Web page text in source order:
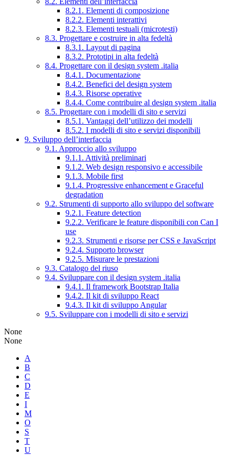
8.2.1. Elementi di composizione
8.2.2. Elementi interattivi
8.2.3. Elementi testuali (microtesti)
8.3. Progettare e costruire in alta fedeltà
8.3.1. Layout di pagina
8.3.2. Prototipi in alta fedeltà
8.4. Progettare con il design system .italia
8.4.1. Documentazione
8.4.2. Benefici del design system
8.4.3. Risorse operative
8.4.4. Come contribuire al design system .italia
8.5. Progettare con i modelli di sito e servizi
8.5.1. Vantaggi dell’utilizzo dei modelli
8.5.2. I modelli di sito e servizi disponibili
9. Sviluppo dell’interfaccia
9.1. Approccio allo sviluppo
9.1.1. Attività preliminari
9.1.2. Web design responsivo e accessibile
9.1.3. Mobile first
9.1.4. Progressive enhancement e Graceful
degradation
9.2. Strumenti di supporto allo sviluppo del software
9.2.1. Feature detection
9.2.2. Verificare le feature disponibili con Can I
use
9.2.3. Strumenti e risorse per CSS e JavaScript
9.2.4. Supporto browser
9.2.5. Misurare le prestazioni
9.3. Catalogo del riuso
9.4. Sviluppare con il design system .italia
9.4.1. Il framework Bootstrap Italia
9.4.2. Il kit di sviluppo React
9.4.3. Il kit di sviluppo Angular
9.5. Sviluppare con i modelli di sito e servizi
None
None
A
B
C
D
E
I
M
O
S
T
U